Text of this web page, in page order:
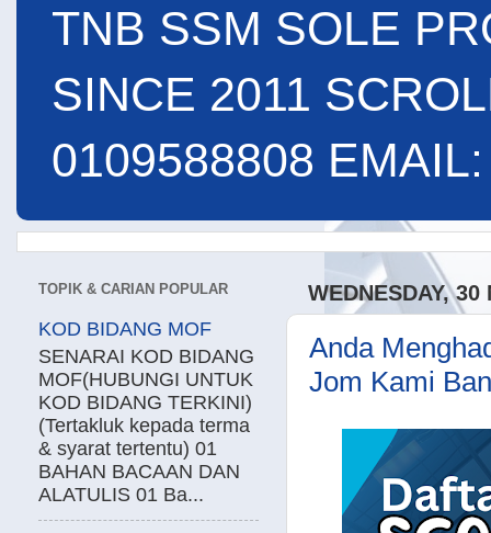
TNB SSM SOLE
SINCE 2011
0109588808
WEDNESDAY,
Anda
Jom Kami
TOPIK & CARIAN POPULAR
KOD BIDANG MOF
SENARAI KOD BIDANG
MOF(HUBUNGI UNTUK
KOD BIDANG TERKINI)
(Tertakluk kepada terma
& syarat tertentu) 01
BAHAN BACAAN DAN
ALATULIS 01 Ba...